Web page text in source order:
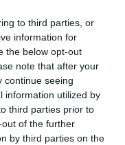
to third parties, or
information for
the below opt-out
note that after your
continue seeing
information utilized by
third parties prior to
of the further
by third parties on the